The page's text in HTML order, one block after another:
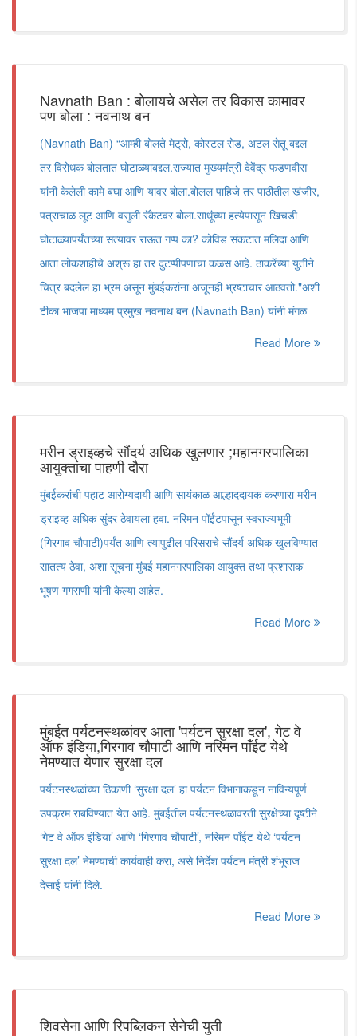
Navnath Ban : बोलायचे असेल तर विकास कामावर
पण बोला : नवनाथ बन
(Navnath Ban) “आम्ही बोलते मेट्रो, कोस्टल रोड, अटल सेतू बद्दल
तर विरोधक बोलतात घोटाळ्याबद्दल.राज्यात मुख्यमंत्री देवेंद्र फडणवीस
यांनी केलेली कामे बघा आणि यावर बोला.बोलल पाहिजे तर पाठीतील खंजीर,
पत्राचाळ लूट आणि वसुली रॅकेटवर बोला.साधूंच्या हत्येपासून खिचडी
घोटाळ्यापर्यंतच्या सत्यावर राऊत गप्प का? कोविड संकटात मलिदा आणि
आता लोकशाहीचे अश्रू हा तर दुटप्पीपणाचा कळस आहे. ठाकरेंच्या युतीने
चित्र बदलेल हा भ्रम असून मुंबईकरांना अजूनही भ्रष्टाचार आठवतो."अशी
टीका भाजपा माध्यम प्रमुख नवनाथ बन (Navnath Ban) यांनी मंगळ
Read More
मरीन ड्राइव्हचे सौंदर्य अधिक खुलणार ;महानगरपालिका
आयुक्तांचा पाहणी दौरा
मुंबईकरांची पहाट आरोग्यदायी आणि सायंकाळ आल्हाददायक करणारा मरीन
ड्राइव्ह अधिक सुंदर ठेवायला हवा. नरिमन पॉईंटपासून स्वराज्यभूमी
(गिरगाव चौपाटी)पर्यंत आणि त्यापुढील परिसराचे सौंदर्य अधिक खुलविण्यात
सातत्य ठेवा, अशा सूचना मुंबई महानगरपालिका आयुक्त तथा प्रशासक
भूषण गगराणी यांनी केल्या आहेत.
Read More
मुंबईत पर्यटनस्थळांवर आता 'पर्यटन सुरक्षा दल', गेट वे
ऑफ इंडिया,गिरगाव चौपाटी आणि नरिमन पाँईट येथे
नेमण्यात येणार सुरक्षा दल
पर्यटनस्थळांच्या ठिकाणी ‘सुरक्षा दल’ हा पर्यटन विभागाकडून नाविन्यपूर्ण
उपक्रम राबविण्यात येत आहे. मुंबईतील पर्यटनस्थळावरती सुरक्षेच्या दृष्टीने
‘गेट वे ऑफ इंडिया’ आणि ‘गिरगाव चौपाटी’, नरिमन पाँईट येथे ‘पर्यटन
सुरक्षा दल’ नेमण्याची कार्यवाही करा, असे निर्देश पर्यटन मंत्री शंभूराज
देसाई यांनी दिले.
Read More
शिवसेना आणि रिपब्लिकन सेनेची युती